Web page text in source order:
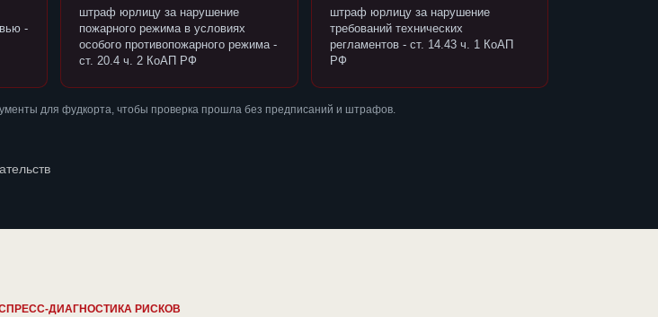
-
штраф юрлицу за нарушение
пожарного режима в условиях
особого противопожарного режима -
ст. 20.4 ч. 2 КоАП РФ
штраф юрлицу за нарушение
требований технических
регламентов - ст. 14.43 ч. 1 КоАП
РФ
для фудкорта, чтобы проверка прошла без предписаний и штрафов.
ДИАГНОСТИКА РИСКОВ